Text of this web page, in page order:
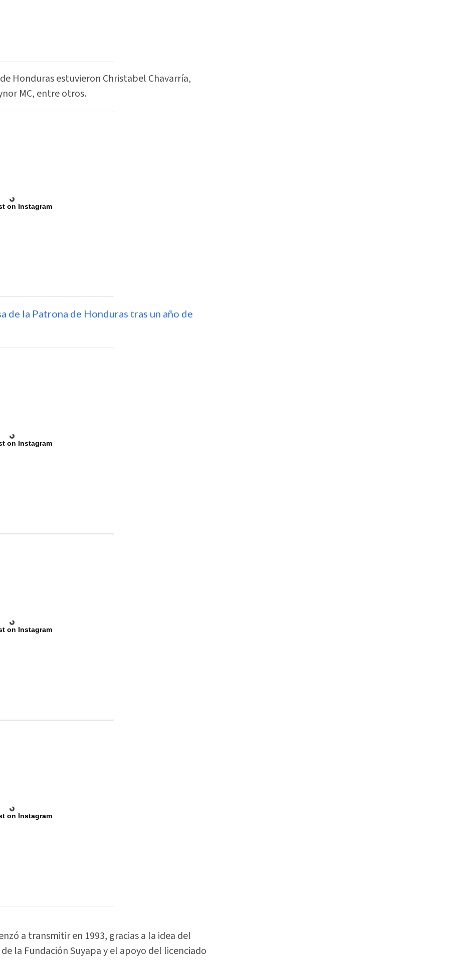
Honduras estuvieron Christabel Chavarría,
MC, entre otros.
on Instagram
de la Patrona de Honduras tras un año de
on Instagram
on Instagram
on Instagram
a transmitir en 1993, gracias a la idea del
la Fundación Suyapa y el apoyo del licenciado